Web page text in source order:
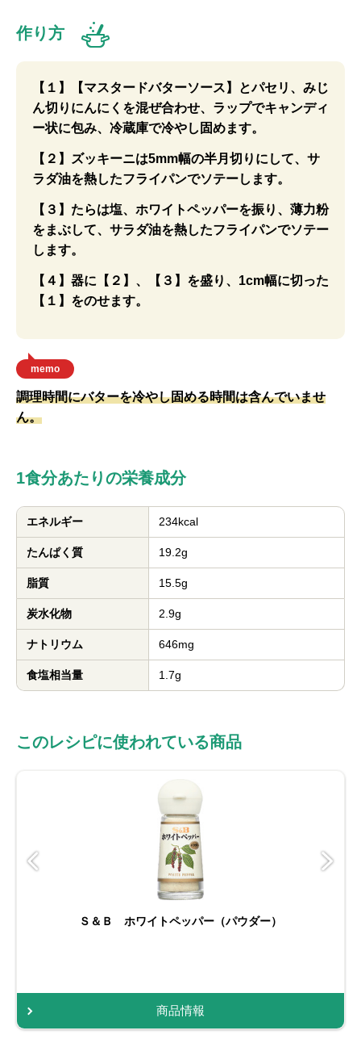
作り方
【１】【マスタードバターソース】とパセリ、みじ
ん切りにんにくを混ぜ合わせ、ラップでキャンディ
ー状に包み、冷蔵庫で冷やし固めます。
【２】ズッキーニは5mm幅の半月切りにして、サ
ラダ油を熱したフライパンでソテーします。
【３】たらは塩、ホワイトペッパーを振り、薄力粉
をまぶして、サラダ油を熱したフライパンでソテー
します。
【４】器に【２】、【３】を盛り、1cm幅に切った
【１】をのせます。
memo
調理時間にバターを冷やし固める時間は含んでいませ
ん。
1食分あたりの栄養成分
エネルギー 234kcal
たんぱく質 19.2g
脂質 15.5g
炭水化物 2.9g
ナトリウム 646mg
食塩相当量 1.7g
このレシピに使われている商品
Ｓ＆Ｂ ホワイトペッパー（パウダー）
商品情報